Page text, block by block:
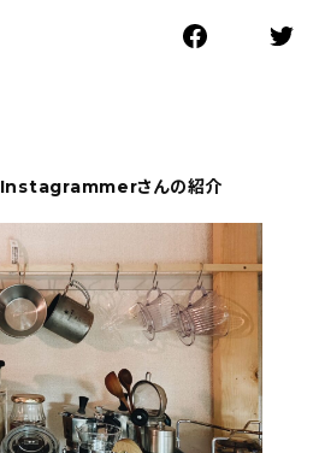
Instagrammerさんの紹介